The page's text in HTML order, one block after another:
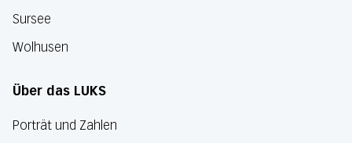
Sursee
Wolhusen
Über das LUKS
Porträt und Zahlen